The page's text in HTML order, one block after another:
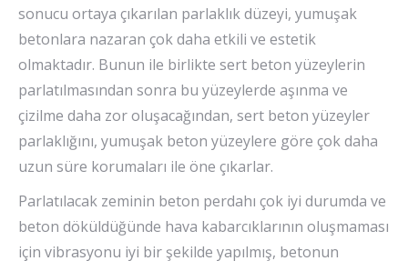
sonucu ortaya çıkarılan parlaklık düzeyi, yumuşak
betonlara nazaran çok daha etkili ve estetik
olmaktadır. Bunun ile birlikte sert beton yüzeylerin
parlatılmasından sonra bu yüzeylerde aşınma ve
çizilme daha zor oluşacağından, sert beton yüzeyler
parlaklığını, yumuşak beton yüzeylere göre çok daha
uzun süre korumaları ile öne çıkarlar.
Parlatılacak zeminin beton perdahı çok iyi durumda ve
beton döküldüğünde hava kabarcıklarının oluşmaması
için vibrasyonu iyi bir şekilde yapılmış, betonun